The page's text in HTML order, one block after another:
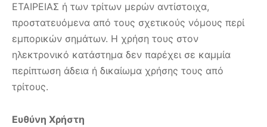
ΕΤΑΙΡΕΙΑΣ ή των τρίτων μερών αντίστοιχα,
προστατευόμενα από τους σχετικούς νόμους περί
εμπορικών σημάτων. Η χρήση τους στον
ηλεκτρονικό κατάστημα δεν παρέχει σε καμμία
περίπτωση άδεια ή δικαίωμα χρήσης τους από
τρίτους.
Ευθύνη Χρήστη